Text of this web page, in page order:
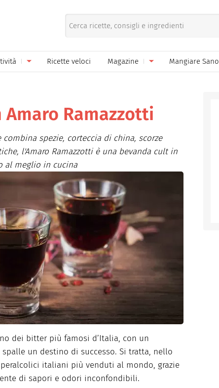
Pane pizza focacce
Marmellate e confetture
Conserve
Ricette di base
Bevande
Carnevale
Festa della Mamma
Festa del Papà
Halloween
Natale
Pasqua
San Valentino
Ricette veloci Magazine Mangiare Sano
Amaro Ramazzotti
combina spezie, corteccia di china, scorze
l'Amaro Ramazzotti è una bevanda cult in
al meglio in cucina
dei bitter più famosi d’Italia, con un
un destino di successo. Si tratta, nello
italiani più venduti al mondo, grazie
di sapori e odori inconfondibili.